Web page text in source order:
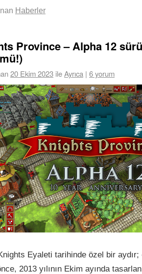
Haberler
Province – Alpha 12
20 Ekim 2023 ileAyrıca | 6 yorum
Eyaleti tarihinde özel bir
2013 yılının Ekim ayında